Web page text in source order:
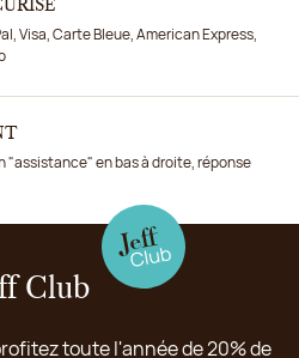
Visa, Carte Bleue, American Express,
"assistance" en bas à droite, réponse
Club
toute l'année de 20% de